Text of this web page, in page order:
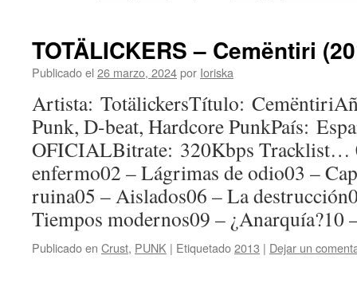
TOTÄLICKERS – Cemëntiri
Publicado el 26 marzo, 2024por Ioriska
Artista: TotälickersTítulo:
Punk, D-beat, Hardcore PunkPaís:
OFICIALBitrate: 320Kbps Tracklist…
enfermo02 – Lágrimas de odio03 –
ruina05 – Aislados06 – La
Tiempos modernos09 – ¿Anarquía?10
Publicado en Crust, PUNK | Etiquetado2013 | Dejar un